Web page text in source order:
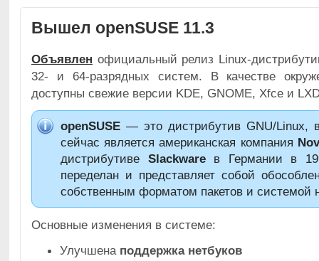
Вышел openSUSE 11.3
Объявлен официальный релиз Linux-
32- и 64-разрядных систем. В качестве
доступны свежие версии KDE, GNOME, Xfce и
openSUSE — это дистрибутив GNU/Linux,
сейчас является американская компания
дистрибутиве Slackware в Германии в
переделан и представляет собой
собственным форматом пакетов и системой
Основные изменения в системе:
Улучшена поддержка нетбуков